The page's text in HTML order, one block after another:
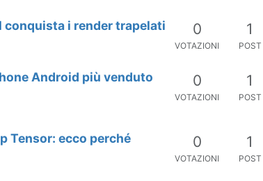
conquista i render trapelati 0
VOTAZIONI
1
POST
Android più venduto
0
VOTAZIONI
1
POST
Tensor: ecco perché 0
VOTAZIONI
1
POST